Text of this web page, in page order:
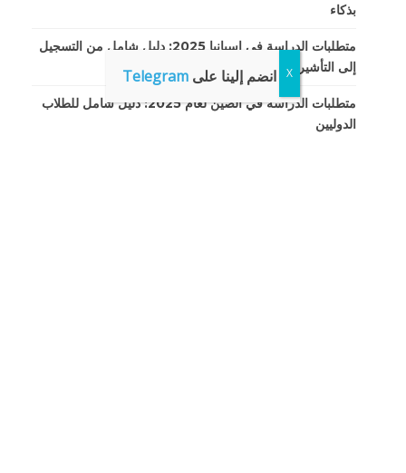
بذكاء
متطلبات الدراسة في إسبانيا 2025: دليل شامل من التسجيل
إلى التأشيرة والإقامة
متطلبات الدراسة في الصين لعام 2025: دليل شامل للطلاب
الدوليين
انضم إلينا على Telegram